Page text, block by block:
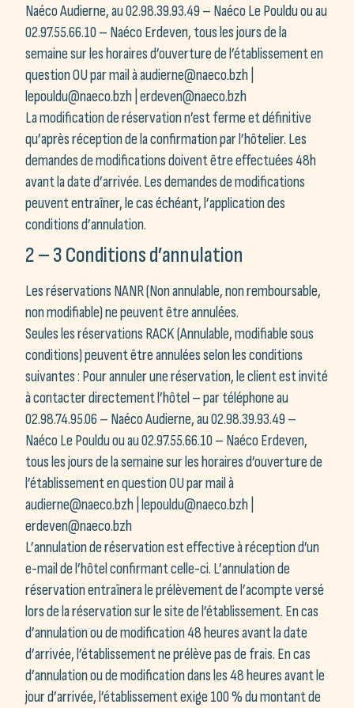
Naéco Audierne, au 02.98.39.93.49 – Naéco Le Pouldu ou au
02.97.55.66.10 – Naéco Erdeven, tous les jours de la
semaine sur les horaires d’ouverture de l’établissement en
question OU par mail à audierne@naeco.bzh |
lepouldu@naeco.bzh | erdeven@naeco.bzh
La modification de réservation n’est ferme et définitive
qu’après réception de la confirmation par l’hôtelier. Les
demandes de modifications doivent être effectuées 48h
avant la date d’arrivée. Les demandes de modifications
peuvent entraîner, le cas échéant, l’application des
conditions d’annulation.
2 – 3 Conditions d’annulation
Les réservations NANR (Non annulable, non remboursable,
non modifiable) ne peuvent être annulées.
Seules les réservations RACK (Annulable, modifiable sous
conditions) peuvent être annulées selon les conditions
suivantes : Pour annuler une réservation, le client est invité
à contacter directement l’hôtel – par téléphone au
02.98.74.95.06 – Naéco Audierne, au 02.98.39.93.49 –
Naéco Le Pouldu ou au 02.97.55.66.10 – Naéco Erdeven,
tous les jours de la semaine sur les horaires d’ouverture de
l’établissement en question OU par mail à
audierne@naeco.bzh | lepouldu@naeco.bzh |
erdeven@naeco.bzh
L’annulation de réservation est effective à réception d’un
e-mail de l’hôtel confirmant celle-ci. L’annulation de
réservation entraînera le prélèvement de l’acompte versé
lors de la réservation sur le site de l’établissement. En cas
d’annulation ou de modification 48 heures avant la date
d’arrivée, l’établissement ne prélève pas de frais. En cas
d’annulation ou de modification dans les 48 heures avant le
jour d’arrivée, l’établissement exige 100 % du montant de